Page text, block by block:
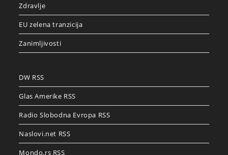
Zdravlje
EU zelena tranzicija
Zanimljivosti
DW RSS
Glas Amerike RSS
Radio Slobodna Evropa RSS
Naslovi.net RSS
Mondo.rs RSS